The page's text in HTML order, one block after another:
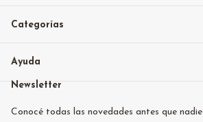
Categorías
Ayuda
Newsletter
Conocé todas las novedades antes que nadie